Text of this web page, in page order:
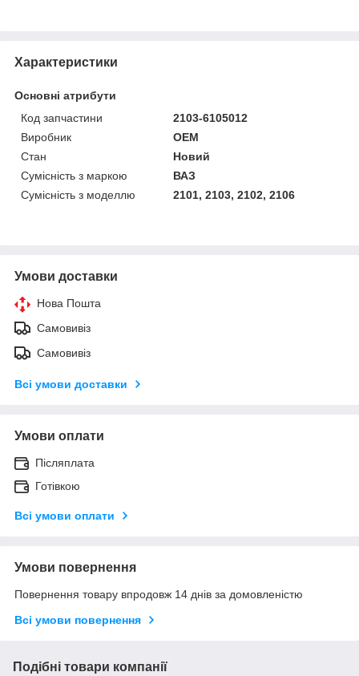
Характеристики
Основні атрибути
Код запчастини
2103-6105012
Виробник
OEM
Стан
Новий
Сумісність з маркою
ВАЗ
Сумісність з моделлю
2101, 2103, 2102, 2106
Умови доставки
Нова Пошта
Самовивіз
Самовивіз
Всі умови доставки
Умови оплати
Післяплата
Готівкою
Всі умови оплати
Умови повернення
Повернення товару впродовж 14 днів за домовленістю
Всі умови повернення
Подібні товари компанії